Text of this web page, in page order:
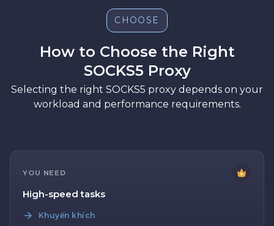
CHOOSE
How to Choose the Right
SOCKS5 Proxy
Selecting the right SOCKS5 proxy depends on your
workload and performance requirements.
YOU NEED
High-speed tasks
Khuyến khích